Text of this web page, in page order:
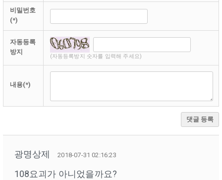
비밀번호
(*)
자동등록
방지
(자동등록방지 숫자를 입력해 주세요)
내용(*)
댓글 등록
광명상제 2018-07-31 02:16:23
108요괴가 아니었을까요?